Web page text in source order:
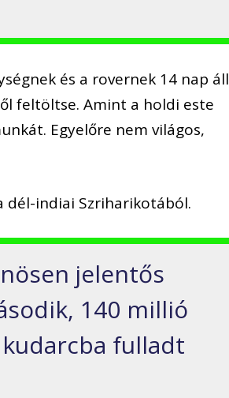
és a rovernek 14 nap áll
feltöltse. Amint a holdi este
Egyelőre nem világos,
dél-indiai Szriharikotából.
jelentős
140 millió
fulladt